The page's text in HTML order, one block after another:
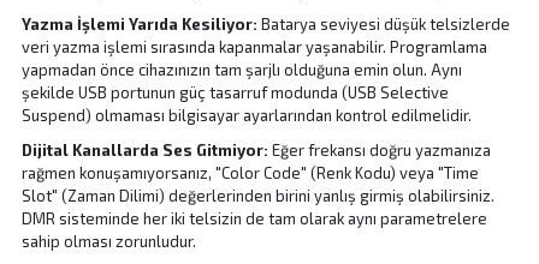
Yazma İşlemi Yarıda Kesiliyor: Batarya seviyesi düşük telsizlerde
veri yazma işlemi sırasında kapanmalar yaşanabilir. Programlama
yapmadan önce cihazınızın tam şarjlı olduğuna emin olun. Aynı
şekilde USB portunun güç tasarruf modunda (USB Selective
Suspend) olmaması bilgisayar ayarlarından kontrol edilmelidir.
Dijital Kanallarda Ses Gitmiyor: Eğer frekansı doğru yazmanıza
rağmen konuşamıyorsanız, "Color Code" (Renk Kodu) veya "Time
Slot" (Zaman Dilimi) değerlerinden birini yanlış girmiş olabilirsiniz.
DMR sisteminde her iki telsizin de tam olarak aynı parametrelere
sahip olması zorunludur.